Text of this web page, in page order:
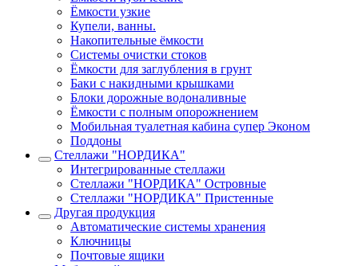
Ёмкости узкие
Купели, ванны.
Накопительные ёмкости
Системы очистки стоков
Ёмкости для заглубления в грунт
Баки с накидными крышками
Блоки дорожные водоналивные
Ёмкости с полным опорожнением
Мобильная туалетная кабина супер Эконом
Поддоны
Стеллажи "НОРДИКА"
Интегрированные стеллажи
Стеллажи "НОРДИКА" Островные
Стеллажи "НОРДИКА" Пристенные
Другая продукция
Автоматические системы хранения
Ключницы
Почтовые ящики